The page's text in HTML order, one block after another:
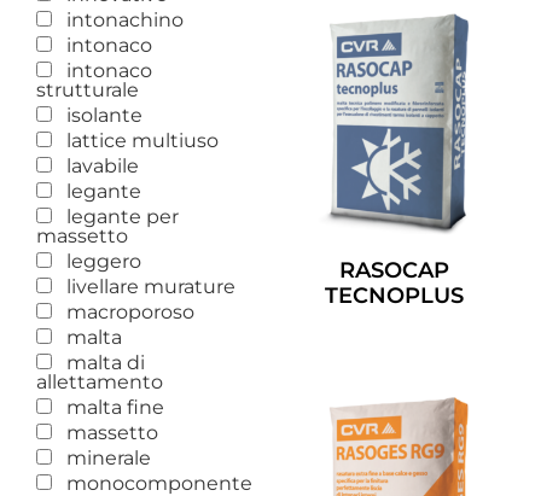
intonachino
intonaco
intonaco
strutturale
isolante
lattice multiuso
lavabile
legante
legante per
massetto
leggero
livellare murature
macroporoso
malta
malta di
allettamento
malta fine
massetto
minerale
monocomponente
RASOCAP
TECNOPLUS